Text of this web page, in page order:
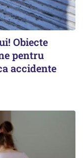
Obiecte
pentru
accidente